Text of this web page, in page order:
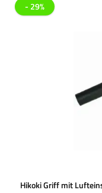
- 29%
Hikoki Griff mit